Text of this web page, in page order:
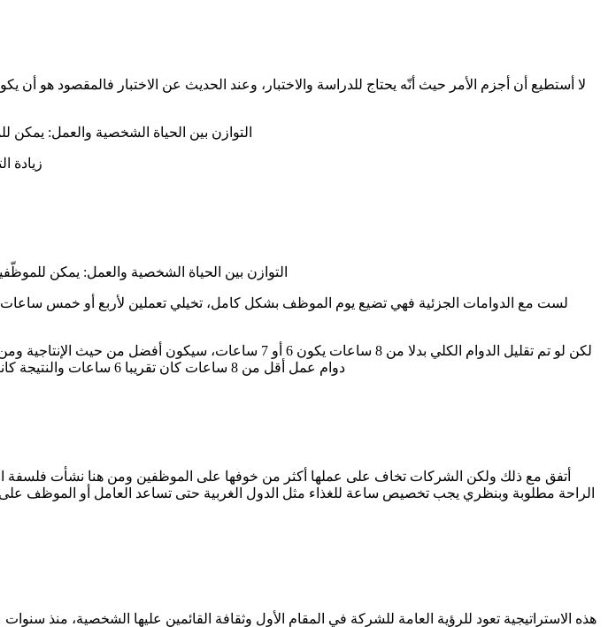
لا أستطيع أن أجزم الأمر حيث أنّه يحتاج للدراسة والاختبار، وعند الحديث عن الاختبار فالمقصود هو
التوازن بين الحياة الشخصية والعمل:
زيادة
التوازن بين الحياة الشخصية والعمل: يمكن
لست مع الدوامات الجزئية فهي تضيع يوم الموظف بشكل كامل، تخيلي تعملين لأربع أو خمس ساعات
لكن لو تم تقليل الدوام الكلي بدلا من 8 ساعات يكون 6 أو 7
دوام عمل أقل من 8 ساعات كان تقريبا 6 ساعات والنتيجة كانت ممتازة، تركيز أعلى إنجاز وبنفس الوقت مساحة باليوم تخلق التوازن بين الجانبين العملي والشخصي
أتفق مع ذلك ولكن الشركات تخاف على عملها أكثر من خوفها على الموظفين ومن هنا نشأت فلسفة
الراحة مطلوبة وبنظري يجب تخصيص ساعة للغذاء مثل الدول الغربية حتى تساعد العامل أو الموظف
هذه الاستراتيجية تعود للرؤية العامة للشركة في المقام الأول وثقافة القائمين عليها الشخصية، منذ